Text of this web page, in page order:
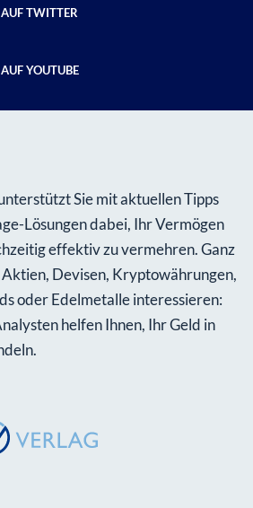
AUF TWITTER
YOUTUBE
Sie mit aktuellen Tipps
Lösungen dabei, Ihr Vermögen
effektiv zu vermehren. Ganz
Aktien, Devisen, Kryptowährungen,
oder Edelmetalle interessieren:
helfen Ihnen, Ihr Geld in